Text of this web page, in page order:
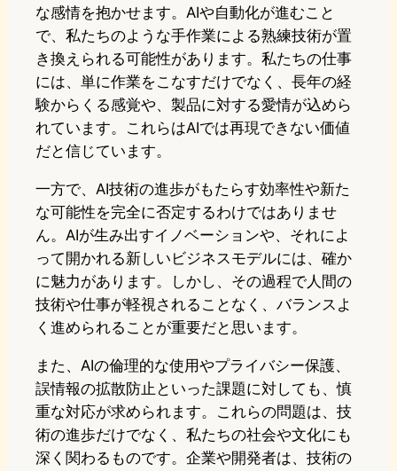
な感情を抱かせます。AIや自動化が進むこと
で、私たちのような手作業による熟練技術が置
き換えられる可能性があります。私たちの仕事
には、単に作業をこなすだけでなく、長年の経
験からくる感覚や、製品に対する愛情が込めら
れています。これらはAIでは再現できない価値
だと信じています。
一方で、AI技術の進歩がもたらす効率性や新た
な可能性を完全に否定するわけではありませ
ん。AIが生み出すイノベーションや、それによ
って開かれる新しいビジネスモデルには、確か
に魅力があります。しかし、その過程で人間の
技術や仕事が軽視されることなく、バランスよ
く進められることが重要だと思います。
また、AIの倫理的な使用やプライバシー保護、
誤情報の拡散防止といった課題に対しても、慎
重な対応が求められます。これらの問題は、技
術の進歩だけでなく、私たちの社会や文化にも
深く関わるものです。企業や開発者は、技術の